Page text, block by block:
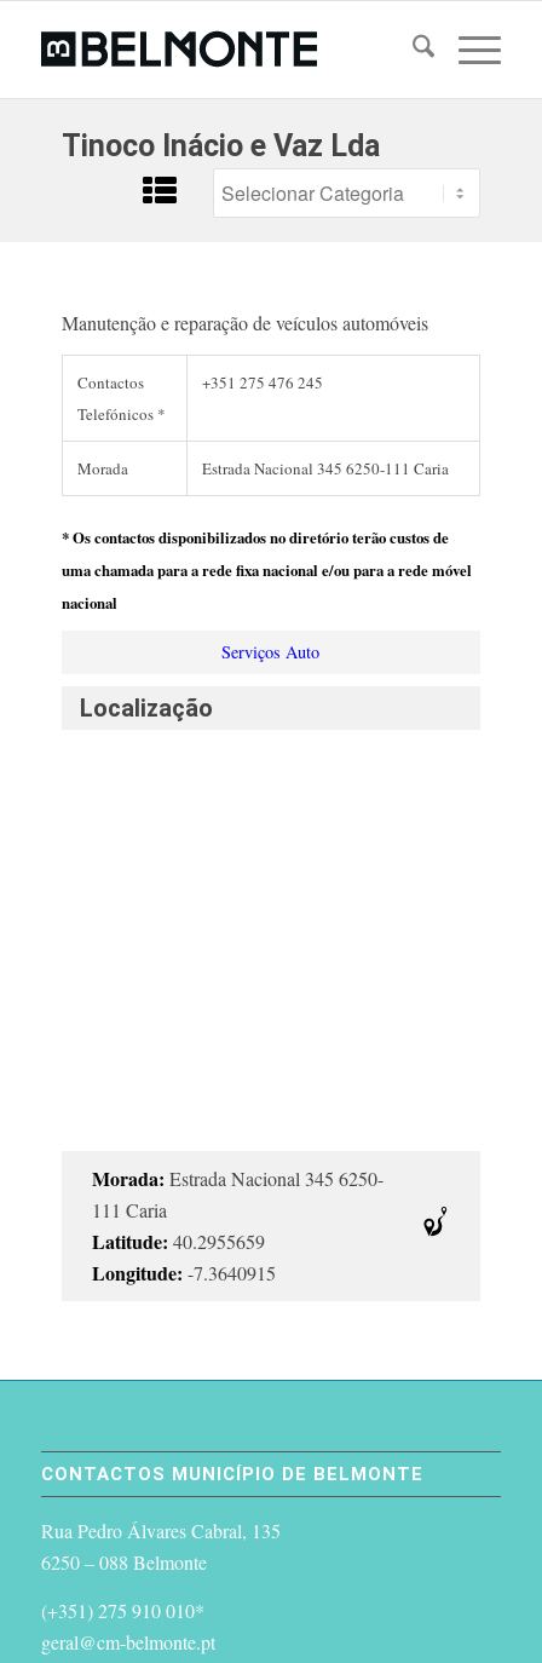
Tinoco Inácio e Vaz Lda
Manutenção e reparação de veículos automóveis
Contactos
Telefónicos *
+351 275 476 245
Morada Estrada Nacional 345 6250-111 Caria
* Os contactos disponibilizados no diretório terão custos de
uma chamada para a rede fixa nacional e/ou para a rede móvel
nacional
Serviços Auto
Localização
Morada: Estrada Nacional 345 6250-
111 Caria
Latitude: 40.2955659
Longitude: -7.3640915
CONTACTOS MUNICÍPIO DE BELMONTE
Rua Pedro Álvares Cabral, 135
6250 – 088 Belmonte
(+351) 275 910 010*
geral@cm-belmonte.pt